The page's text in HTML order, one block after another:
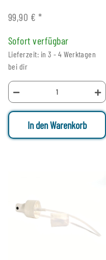
99,90 € *
Sofort verfügbar
Lieferzeit: in 3 - 4 Werktagen
bei dir
In den Warenkorb